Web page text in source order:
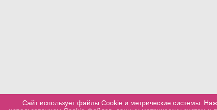
Сайт использует файлы Cookie и метрические системы.